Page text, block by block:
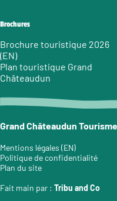
Brochures
Brochure touristique 2026
(EN)
Plan touristique Grand
Châteaudun
Grand Châteaudun
Mentions légales (EN)
Politique de confidentialité
Plan du site
Fait main par : Tribu and Co